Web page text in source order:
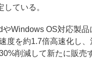
している。
Windows OS対応製品
度を約1.7倍高速化し
削減して新たに販売